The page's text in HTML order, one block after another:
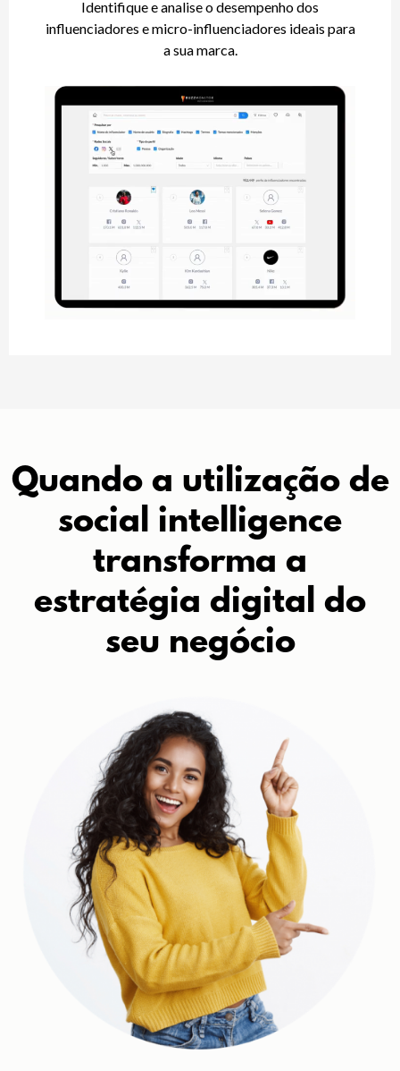
Identifique e analise o desempenho dos
influenciadores e micro-influenciadores ideais para
a sua marca.
Quando a utilização de
social intelligence
transforma a
estratégia digital do
seu negócio